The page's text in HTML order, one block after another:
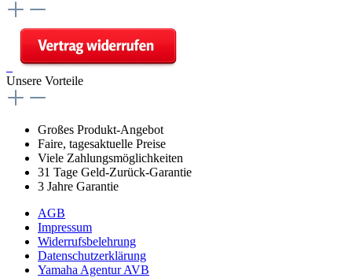
Unsere Vorteile
Großes Produkt-Angebot
Faire, tagesaktuelle Preise
Viele Zahlungsmöglichkeiten
31 Tage Geld-Zurück-Garantie
3 Jahre Garantie
AGB
Impressum
Widerrufsbelehrung
Datenschutzerklärung
Yamaha Agentur AVB